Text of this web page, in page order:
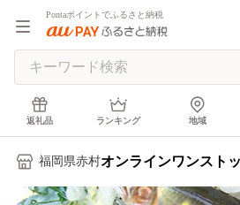
Pontaポイントでふるさと納税
返礼品 ランキング 地域
福岡県赤村オンラインワンスト